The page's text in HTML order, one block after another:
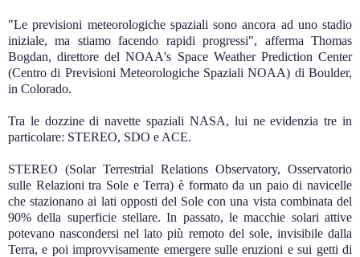
"Le previsioni meteorologiche spaziali sono ancora ad uno stadio
iniziale, ma stiamo facendo rapidi progressi", afferma Thomas
Bogdan, direttore del NOAA's Space Weather Prediction Center
(Centro di Previsioni Meteorologiche Spaziali NOAA) di Boulder,
in Colorado.
Tra le dozzine di navette spaziali NASA, lui ne evidenzia tre in
particolare: STEREO, SDO e ACE.
STEREO (Solar Terrestrial Relations Observatory, Osservatorio
sulle Relazioni tra Sole e Terra) è formato da un paio di navicelle
che stazionano ai lati opposti del Sole con una vista combinata del
90% della superficie stellare. In passato, le macchie solari attive
potevano nascondersi nel lato più remoto del sole, invisibile dalla
Terra, e poi improvvisamente emergere sulle eruzioni e sui getti di